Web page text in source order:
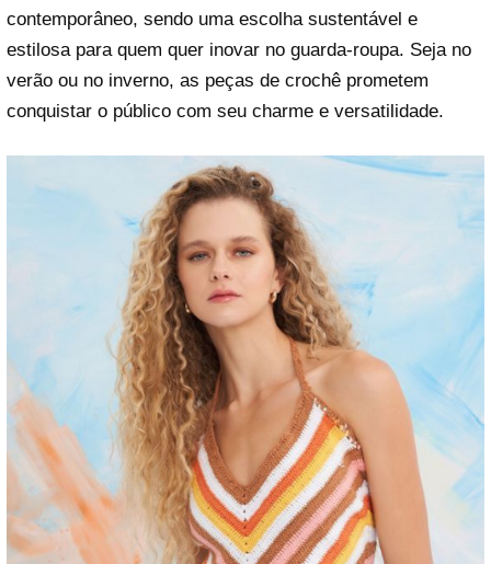
contemporâneo, sendo uma escolha sustentável e
estilosa para quem quer inovar no guarda-roupa. Seja no
verão ou no inverno, as peças de crochê prometem
conquistar o público com seu charme e versatilidade.